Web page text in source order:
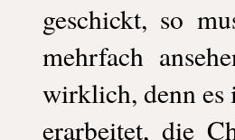
geschickt, so
mehrfach
wirklich, denn
erarbeitet, die